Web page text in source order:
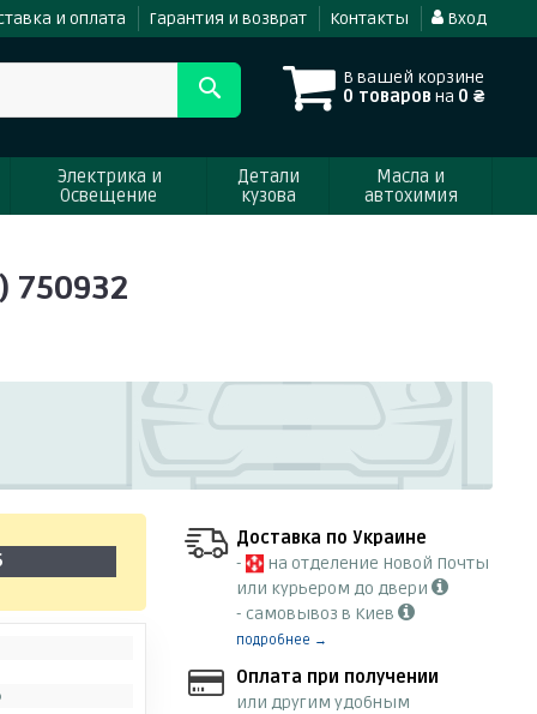
и оплата Гарантия и возврат Контакты Вход
В вашей корзине
0 товаров на 0 ₴
Электрика и
Освещение
Детали
кузова
Масла и
автохимия
750932
Доставка по Украине
-
на отделение Новой Почты
или курьером до двери
- самовывоз в Киев
подробнее →
Оплата при получении
или другим удобным